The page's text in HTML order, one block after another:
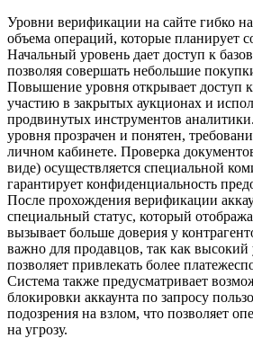
Уровни верификации на сайте гибко
объема операций, которые планирует
Начальный уровень дает доступ к
позволяя совершать небольшие
Повышение уровня открывает доступ
участию в закрытых аукционах и
продвинутых инструментов
уровня прозрачен и понятен,
личном кабинете. Проверка
виде) осуществляется специальной
гарантирует конфиденциальность
После прохождения верификации
специальный статус, который
вызывает больше доверия у
важно для продавцов, так как
позволяет привлекать более
Система также предусматривает
блокировки аккаунта по запросу
подозрения на взлом, что позволяет
на угрозу.